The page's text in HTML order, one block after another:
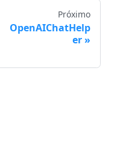
Próximo
OpenAIChatHelp
er